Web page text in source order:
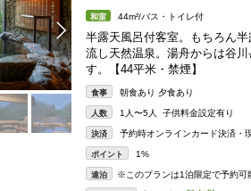
和室 44m²/バス・トイレ付
半露天風呂付客室。もちろん
流し天然温泉。湯舟からは谷
す。【44平米・禁煙】
食事 朝食あり 夕食あり
人数 1人〜5人 子供料金設定有り
決済 予約時オンラインカード決済・
ポイント 1%
連泊 ※このプランは1泊限定で予約可